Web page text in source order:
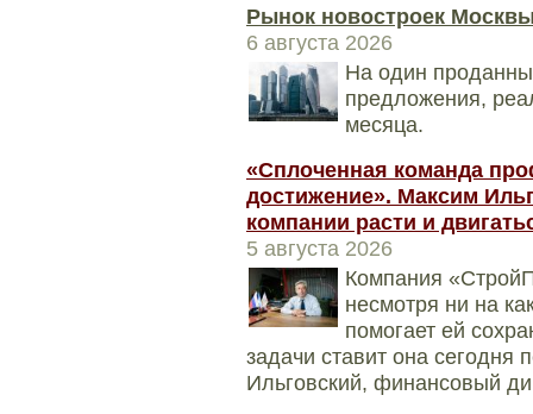
Рынок новостроек
6 августа 2026
На один
предложения,
месяца.
«Сплоченная команда
достижение». Максим
компании расти и
5 августа 2026
Компания
несмотря ни на
помогает ей
задачи ставит она сегодня
Ильговский, финансовый